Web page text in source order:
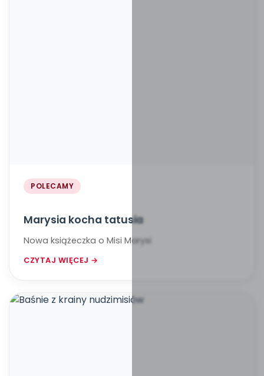
POLECAMY
Marysia kocha tatusia
Nowa książeczka o Misi Marysi
CZYTAJ WIĘCEJ →